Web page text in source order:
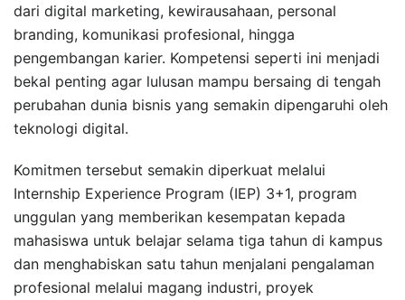
dari digital marketing, kewirausahaan, personal
branding, komunikasi profesional, hingga
pengembangan karier. Kompetensi seperti ini menjadi
bekal penting agar lulusan mampu bersaing di tengah
perubahan dunia bisnis yang semakin dipengaruhi oleh
teknologi digital.
Komitmen tersebut semakin diperkuat melalui
Internship Experience Program (IEP) 3+1, program
unggulan yang memberikan kesempatan kepada
mahasiswa untuk belajar selama tiga tahun di kampus
dan menghabiskan satu tahun menjalani pengalaman
profesional melalui magang industri, proyek